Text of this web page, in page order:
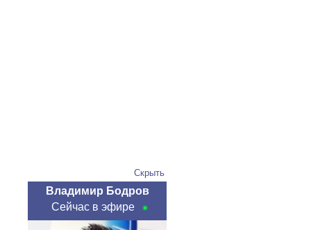
Скрыть
Владимир Бодров
Сейчас в эфире